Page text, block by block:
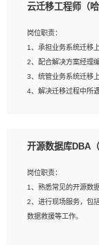
岗位要求：
2、熟悉tensorflow，
有效的模型；
3、熟悉掌握至少一种
4、 熟悉NLP相关算法
5、至少有一次及以上
云迁移工程师（哈
岗位职责：
1、承担业务系统迁移
2、配合解决方案经理
3、统管业务系统迁移
4、解决迁移过程中所
1、专科及以上学历，
3、熟悉常见操作系统
4、具有迁移工具实操
5、熟练华为、
6、熟悉主流数据库、
开源数据库DBA（
岗位职责：
1、熟悉常见的开源数
2、进行现场服务，包
数据救援等工作。